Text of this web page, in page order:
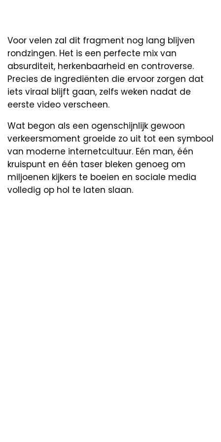
Voor velen zal dit fragment nog lang blijven
rondzingen. Het is een perfecte mix van
absurditeit, herkenbaarheid en controverse.
Precies de ingrediënten die ervoor zorgen dat
iets viraal blijft gaan, zelfs weken nadat de
eerste video verscheen.
Wat begon als een ogenschijnlijk gewoon
verkeersmoment groeide zo uit tot een symbool
van moderne internetcultuur. Eén man, één
kruispunt en één taser bleken genoeg om
miljoenen kijkers te boeien en sociale media
volledig op hol te laten slaan.